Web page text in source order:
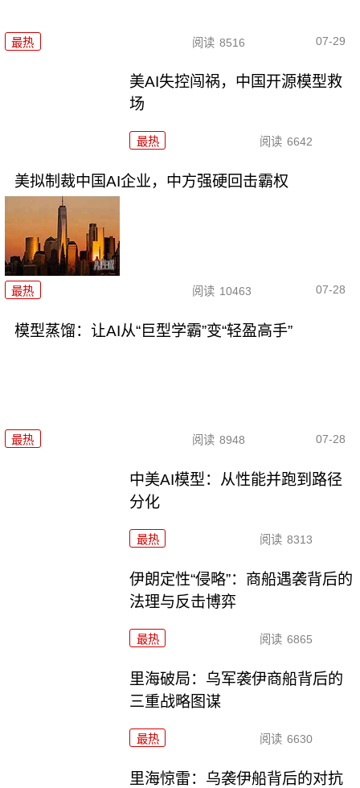
最热 阅读 8516 07-29
美AI失控闯祸，中国开源模型救
场
最热 阅读 6642
美拟制裁中国AI企业，中方强硬回击霸权
最热 阅读 10463 07-28
模型蒸馏：让AI从“巨型学霸”变“轻盈高手”
最热 阅读 8948 07-28
中美AI模型：从性能并跑到路径
分化
最热 阅读 8313
伊朗定性“侵略”：商船遇袭背后的
法理与反击博弈
最热 阅读 6865
里海破局：乌军袭伊商船背后的
三重战略图谋
最热 阅读 6630
里海惊雷：乌袭伊船背后的对抗